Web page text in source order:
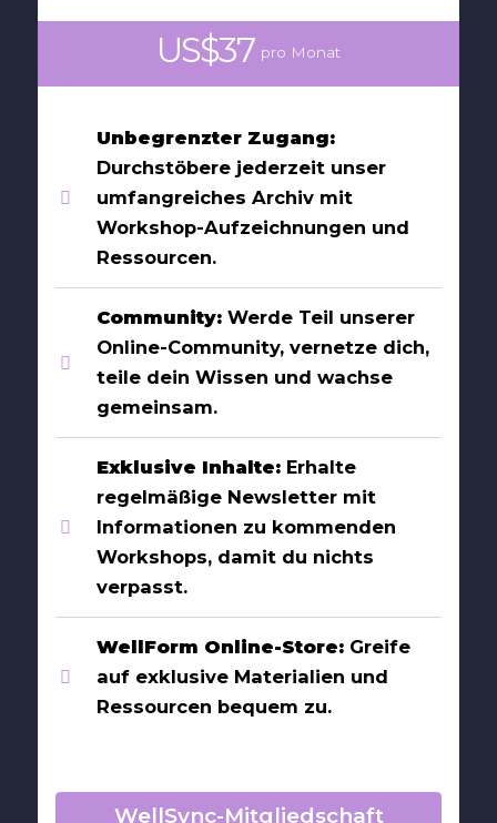
US$37 pro Monat
Unbegrenzter Zugang:
Durchstöbere jederzeit unser
umfangreiches Archiv mit
Workshop-Aufzeichnungen und
Ressourcen.
Community:Werde Teil unserer
Online-Community, vernetze dich,
teile dein Wissen und wachse
gemeinsam.
Exklusive Inhalte: Erhalte
regelmäßige Newsletter mit
Informationen zu kommenden
Workshops, damit du nichts
verpasst.
WellForm Online-Store: Greife
auf exklusive Materialien und
Ressourcen bequem zu.
WellSync-Mitgliedschaft